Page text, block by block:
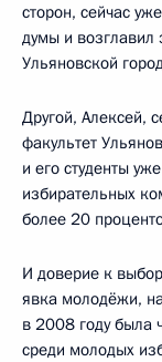
сторон, сейчас
думы и возглавил
Ульяновской
Другой, Алексей,
факультет
и его студенты
избирательных
более 20
И доверие к
явка молодёжи,
в 2008 году была
среди молодых